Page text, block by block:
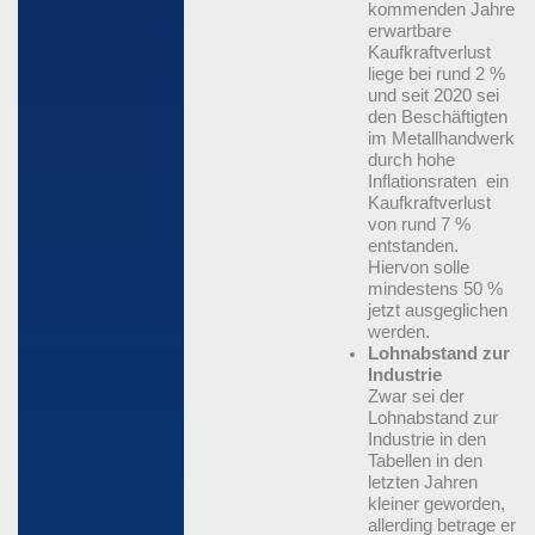
kommenden Jahre
erwartbare
Kaufkraftverlust
liege bei rund 2 %
und seit 2020 sei
den Beschäftigten
im Metallhandwerk
durch hohe
Inflationsraten ein
Kaufkraftverlust
von rund 7 %
entstanden.
Hiervon solle
mindestens 50 %
jetzt ausgeglichen
werden.
Lohnabstand zur
Industrie
Zwar sei der
Lohnabstand zur
Industrie in den
Tabellen in den
letzten Jahren
kleiner geworden,
allerding betrage er